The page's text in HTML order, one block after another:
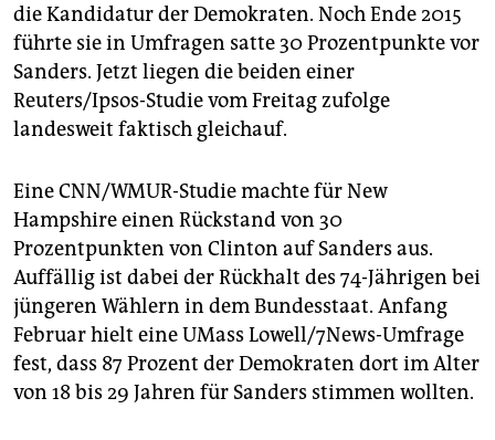
die Kandidatur der Demokraten. Noch Ende 2015
führte sie in Umfragen satte 30 Prozentpunkte vor
Sanders. Jetzt liegen die beiden einer
Reuters/Ipsos-Studie vom Freitag zufolge
landesweit faktisch gleichauf.
Eine CNN/WMUR-Studie machte für New
Hampshire einen Rückstand von 30
Prozentpunkten von Clinton auf Sanders aus.
Auffällig ist dabei der Rückhalt des 74-Jährigen bei
jüngeren Wählern in dem Bundesstaat. Anfang
Februar hielt eine UMass Lowell/7News-Umfrage
fest, dass 87 Prozent der Demokraten dort im Alter
von 18 bis 29 Jahren für Sanders stimmen wollten.